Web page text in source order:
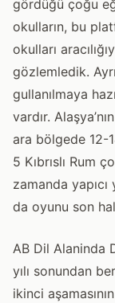
gördüğü çoğu
okulların, bu
okulları
gözlemledik.
gullanılmaya
vardır.
ara bölgede 12-
5 Kıbrıslı Rum
zamanda
da oyunu son
AB Dil Alaninda
yılı sonundan
ikinci